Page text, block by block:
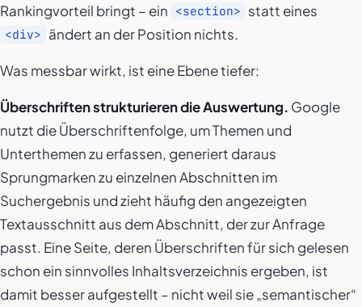
Rankingvorteil bringt – ein <section> statt eines
<div> ändert an der Position nichts.
Was messbar wirkt, ist eine Ebene tiefer:
Überschriften strukturieren die Auswertung. Google
nutzt die Überschriftenfolge, um Themen und
Unterthemen zu erfassen, generiert daraus
Sprungmarken zu einzelnen Abschnitten im
Suchergebnis und zieht häufig den angezeigten
Textausschnitt aus dem Abschnitt, der zur Anfrage
passt. Eine Seite, deren Überschriften für sich gelesen
schon ein sinnvolles Inhaltsverzeichnis ergeben, ist
damit besser aufgestellt – nicht weil sie „semantischer“